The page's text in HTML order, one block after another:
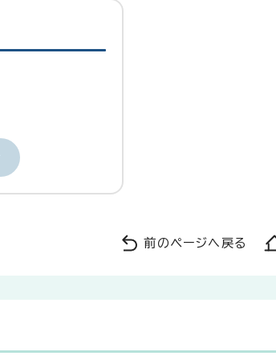
前のページへ戻る